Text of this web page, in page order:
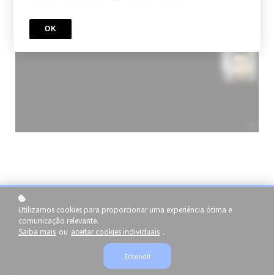
O que você vai aprender?
Aprenda a arte de gerenciar nuvem com nosso
Utilizamos cookies para proporcionar uma experiência ótima e
comunicação relevante.
Saiba mais ou aceitar cookies individuais .
Entendi!
OK